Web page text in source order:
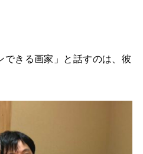
できる画家」と話すのは、彼